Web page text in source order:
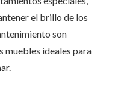
el brillo de los
son
muebles ideales para